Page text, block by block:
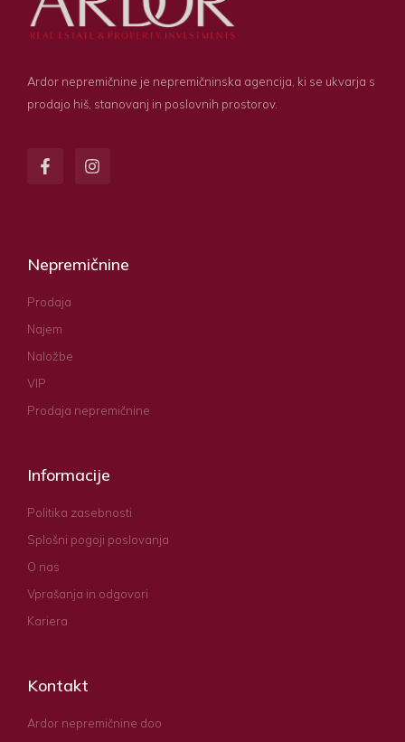
Ardor nepremičnine je nepremičninska agencija, ki se ukvarja s
prodajo hiš, stanovanj in poslovnih prostorov.
Nepremičnine
Prodaja
Najem
Naložbe
VIP
Prodaja nepremičnine
Informacije
Politika zasebnosti
Splošni pogoji poslovanja
O nas
Vprašanja in odgovori
Kariera
Kontakt
Ardor nepremičnine doo